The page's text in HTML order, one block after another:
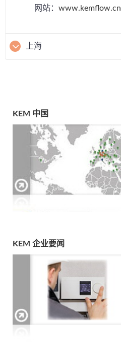
网站：www.kemflow.cn
上海
KEM 中国
KEM 企业要闻